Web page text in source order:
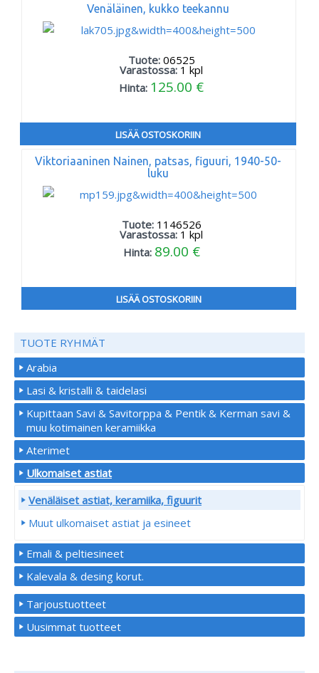
Venäläinen, kukko teekannu
Tuote: 06525
Varastossa: 1 kpl
Hinta: 125.00 €
LISÄÄ OSTOSKORIIN
Viktoriaaninen Nainen, patsas, figuuri, 1940-50-
luku
Tuote: 1146526
Varastossa: 1 kpl
Hinta: 89.00 €
LISÄÄ OSTOSKORIIN
TUOTE RYHMÄT
Arabia
Lasi & kristalli & taidelasi
Kupittaan Savi & Savitorppa & Pentik & Kerman savi &
muu kotimainen keramiikka
Aterimet
Ulkomaiset astiat
Venäläiset astiat, keramiika, figuurit
Muut ulkomaiset astiat ja esineet
Emali & peltiesineet
Kalevala & desing korut.
Tarjoustuotteet
Uusimmat tuotteet